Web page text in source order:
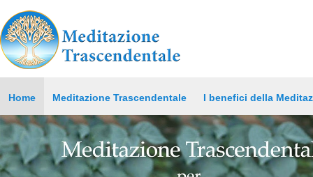
Home Meditazione Trascendentale I benefici della